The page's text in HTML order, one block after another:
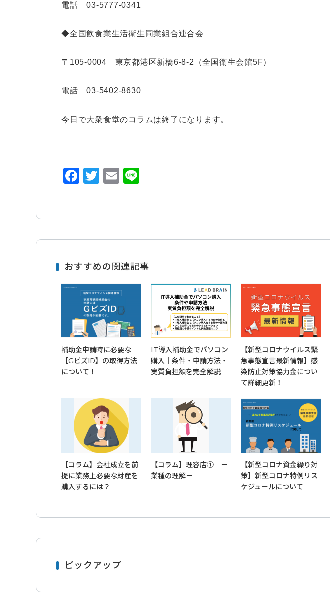
電話 03-5777-0341
◆全国飲食業生活衛生同業組合連合会
〒105-0004 東京都港区新橋6-8-2（全国衛生会館5F）
電話 03-5402-8630
今日で大衆食堂のコラムは終了になります。
F
e
b
o
k
T
te
r
E
l
おすすめの関連記事
補助金申請時に必要な
【GビズID】の取得方法
について！
IT導入補助金でパソコン
購入｜条件・申請方法・
実質負担額を完全解説
【新型コロナウイルス緊
急事態宣言最新情報】感
染防止対策協力金につい
て詳細更新！
【コラム】会社成立を前
提に業務上必要な財産を
購入するには？
【コラム】理容店① －
業種の理解－
【新型コロナ資金繰り対
策】新型コロナ特例リス
ケジュールについて
ピックアップ